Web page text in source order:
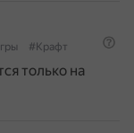
#Крафт
только на